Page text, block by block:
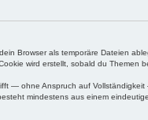
Browser als temporäre Dateien
wird erstellt, sobald du
— ohne Anspruch auf
mindestens aus einem